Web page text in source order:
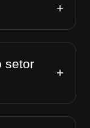
+
setor
+